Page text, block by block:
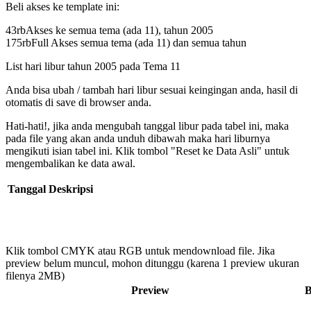
Beli akses ke template ini:
43rbAkses ke semua tema (ada 11), tahun 2005
175rbFull Akses semua tema (ada 11) dan semua tahun
List hari libur tahun 2005 pada Tema 11
Anda bisa ubah / tambah hari libur sesuai keingingan anda, hasil di
otomatis di save di browser anda.
Hati-hati!, jika anda mengubah tanggal libur pada tabel ini, maka
pada file yang akan anda unduh dibawah maka hari liburnya
mengikuti isian tabel ini. Klik tombol "Reset ke Data Asli" untuk
mengembalikan ke data awal.
Tanggal Deskripsi
Klik tombol CMYK atau RGB untuk mendownload file. Jika
preview belum muncul, mohon ditunggu (karena 1 preview ukuran
filenya 2MB)
Preview